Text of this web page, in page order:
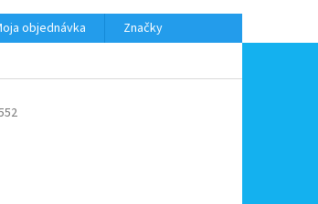
objednávka
Značky